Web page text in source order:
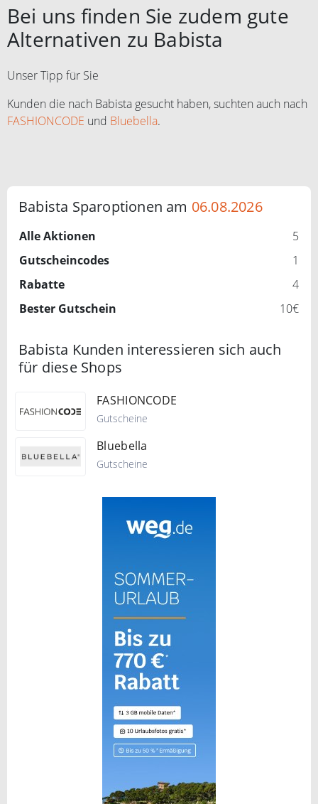
Bei uns finden Sie zudem gute
Alternativen zu Babista
Unser Tipp für Sie
Kunden die nach Babista gesucht haben, suchten auch nach
FASHIONCODE und Bluebella.
Babista Sparoptionen am 06.08.2026
Alle Aktionen
5
Gutscheincodes
1
Rabatte
4
Bester Gutschein
10€
Babista Kunden interessieren sich auch
für diese Shops
FASHIONCODE
Gutscheine
Bluebella
Gutscheine